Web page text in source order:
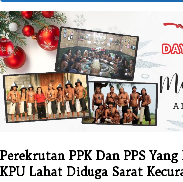
Perekrutan PPK Dan PPS
KPU Lahat Diduga Sarat